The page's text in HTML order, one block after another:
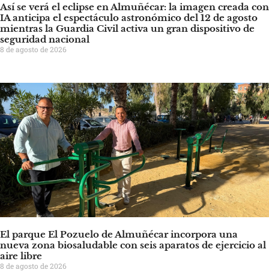
Así se verá el eclipse en Almuñécar: la imagen creada con
IA anticipa el espectáculo astronómico del 12 de agosto
mientras la Guardia Civil activa un gran dispositivo de
seguridad nacional
8 de agosto de 2026
El parque El Pozuelo de Almuñécar incorpora una
nueva zona biosaludable con seis aparatos de ejercicio al
aire libre
8 de agosto de 2026